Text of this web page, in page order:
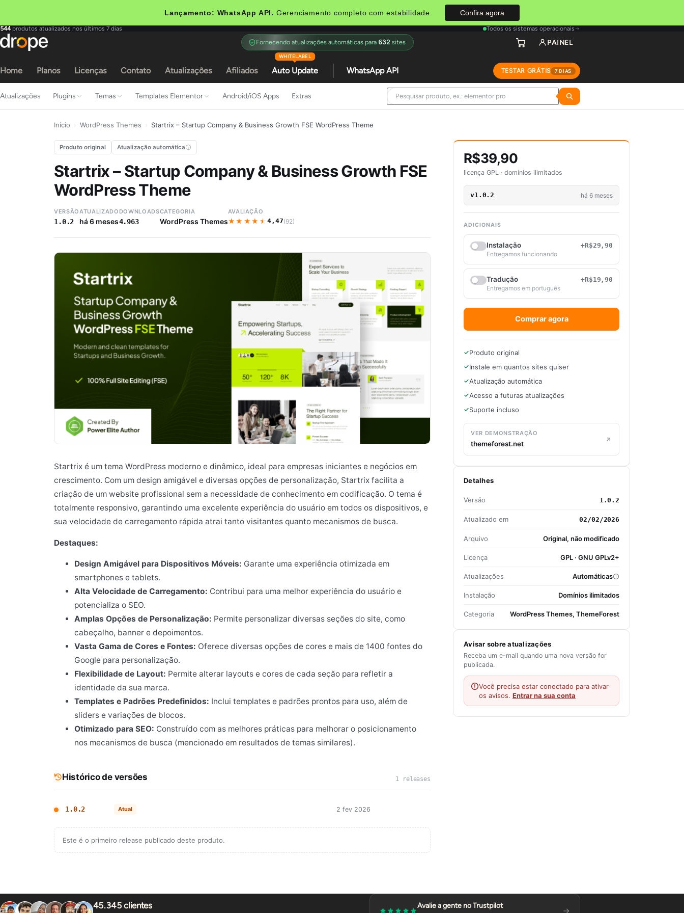
Lançamento: WhatsApp API. Gerenciamento completo com estabilidade. Confira agora
544produtos atualizados nos últimos 7 dias Todos os sistemas operacionais
Home Planos Licenças Contato Atualizações Afiliados Auto Update
WHITELABEL
WhatsApp API TESTAR GRÁTIS 7 DIAS
Fornecendo atualizações automáticas para 632 sites PAINEL
Atualizações Plugins Temas Templates Elementor Android/iOS Apps Extras
Início WordPress Themes Startrix – Startup Company & Business Growth FSE WordPress Theme
Produto original Atualização automática
Startrix – Startup Company & Business Growth FSE
WordPress Theme
VERSÃO
1.0.2
ATUALIZADO
há 6 meses
DOWNLOADS
4.963
CATEGORIA
WordPress Themes
AVALIAÇÃO
★★★★★
★★★★★4,47(92)
Startrix é um tema WordPress moderno e dinâmico, ideal para empresas iniciantes e negócios em
crescimento. Com um design amigável e diversas opções de personalização, Startrix facilita a
criação de um website profissional sem a necessidade de conhecimento em codificação. O tema é
totalmente responsivo, garantindo uma excelente experiência do usuário em todos os dispositivos, e
sua velocidade de carregamento rápida atrai tanto visitantes quanto mecanismos de busca.
Destaques:
Design Amigável para Dispositivos Móveis: Garante uma experiência otimizada em
smartphones e tablets.
Alta Velocidade de Carregamento: Contribui para uma melhor experiência do usuário e
potencializa o SEO.
Amplas Opções de Personalização: Permite personalizar diversas seções do site, como
cabeçalho, banner e depoimentos.
Vasta Gama de Cores e Fontes: Oferece diversas opções de cores e mais de 1400 fontes do
Google para personalização.
Flexibilidade de Layout: Permite alterar layouts e cores de cada seção para refletir a
identidade da sua marca.
Templates e Padrões Predefinidos: Inclui templates e padrões prontos para uso, além de
sliders e variações de blocos.
Otimizado para SEO: Construído com as melhores práticas para melhorar o posicionamento
nos mecanismos de busca (mencionado em resultados de temas similares).
Histórico de versões 1 releases
1.0.2 Atual 2 fev 2026
Este é o primeiro release publicado deste produto.
R$39,90
licença GPL · domínios ilimitados
v1.0.2 há 6 meses
ADICIONAIS
Instalação
+R$29,90
Entregamos funcionando
Tradução
+R$19,90
Entregamos em português
Comprar agora
Produto original
Instale em quantos sites quiser
Atualização automática
Acesso a futuras atualizações
Suporte incluso
VER DEMONSTRAÇÃO
themeforest.net
Detalhes
Versão 1.0.2
Atualizado em 02/02/2026
Arquivo Original, não modificado
Licença GPL · GNU GPLv2+
Atualizações Automáticas
Instalação Domínios ilimitados
Categoria WordPress Themes, ThemeForest
Avisar sobre atualizações
Receba um e-mail quando uma nova versão for
publicada.
Você precisa estar conectado para ativar
os avisos. Entrar na sua conta
45.345 clientes Avalie a gente no Trustpilot